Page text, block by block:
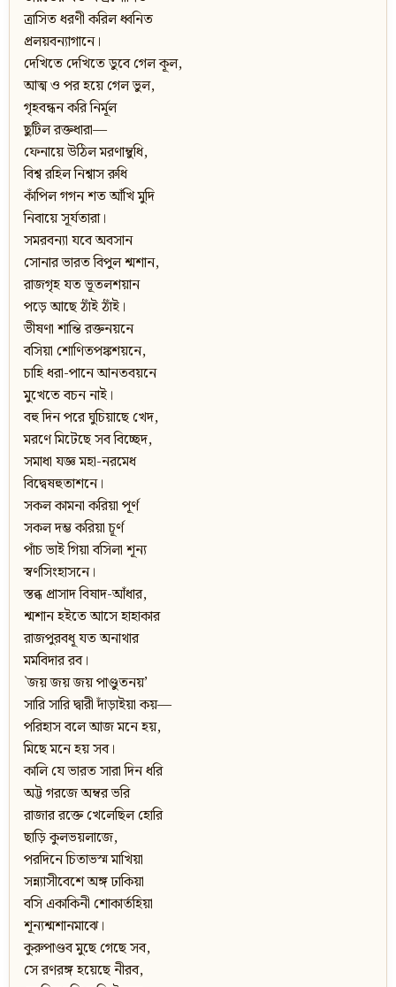
ত্রাসিত ধরণী করিল ধ্বনিত
প্রলয়বন্যাগানে।
দেখিতে দেখিতে ডুবে গেল কূল,
আত্ম ও পর হয়ে গেল ভুল,
গৃহবন্ধন করি নির্মূল
ছুটিল রক্তধারা—
ফেনায়ে উঠিল মরণাম্বুধি,
বিশ্ব রহিল নিশ্বাস রুধি
কাঁপিল গগন শত আঁখি মুদি
নিবায়ে সূর্যতারা।
সমরবন্যা যবে অবসান
সোনার ভারত বিপুল শ্মশান,
রাজগৃহ যত ভূতলশয়ান
পড়ে আছে ঠাঁই ঠাঁই।
ভীষণা শান্তি রক্তনয়নে
বসিয়া শোণিতপঙ্কশয়নে,
চাহি ধরা-পানে আনতবয়নে
মুখেতে বচন নাই।
বহু দিন পরে ঘুচিয়াছে খেদ,
মরণে মিটেছে সব বিচ্ছেদ,
সমাধা যজ্ঞ মহা-নরমেধ
বিদ্বেষহুতাশনে।
সকল কামনা করিয়া পূর্ণ
সকল দম্ভ করিয়া চূর্ণ
পাঁচ ভাই গিয়া বসিলা শূন্য
স্বর্ণসিংহাসনে।
স্তব্ধ প্রাসাদ বিষাদ-আঁধার,
শ্মশান হইতে আসে হাহাকার
রাজপুরবধূ যত অনাথার
মর্মবিদার রব।
`জয় জয় জয় পাণ্ডুতনয়’
সারি সারি দ্বারী দাঁড়াইয়া কয়—
পরিহাস বলে আজ মনে হয়,
মিছে মনে হয় সব।
কালি যে ভারত সারা দিন ধরি
অট্ট গরজে অম্বর ভরি
রাজার রক্তে খেলেছিল হোরি
ছাড়ি কুলভয়লাজে,
পরদিনে চিতাভস্ম মাখিয়া
সন্ন্যাসীবেশে অঙ্গ ঢাকিয়া
বসি একাকিনী শোকার্তহিয়া
শূন্যশ্মশানমাঝে।
কুরুপাণ্ডব মুছে গেছে সব,
সে রণরঙ্গ হয়েছে নীরব,